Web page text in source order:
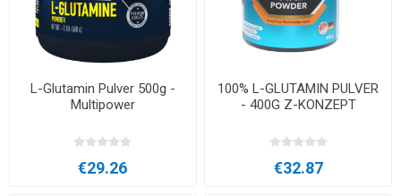
L-Glutamin Pulver 500g -
Multipower
€29.26
100% L-GLUTAMIN PULVER
- 400G Z-KONZEPT
€32.87